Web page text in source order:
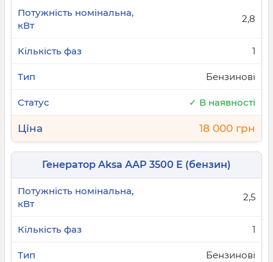
2,8
1
Бензинові
✓ В наявності
18 000 грн
Генератор Aksa ААР 3500 Е (бензин)
2,5
1
Бензинові